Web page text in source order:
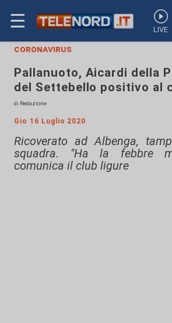
☰ LIVE
coronavirus
Pallanuoto, Aicardi della
del Settebello positivo al
di Redazione
Gio 16 Luglio 2020
Ricoverato ad Albenga,
squadra. "Ha la febbre
comunica il club ligure